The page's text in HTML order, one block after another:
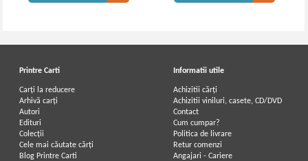
Printre Carti
Carți la reducere
Arhivă carți
Autori
Edituri
Colecții
Cele mai căutate cărți
Blog Printre Carti
Informatii utile
Achizitii cărți
Achizitii viniluri, casete, CD/DVD
Contact
Cum cumpar?
Politica de livrare
Retur comenzi
Angajari - Cariere